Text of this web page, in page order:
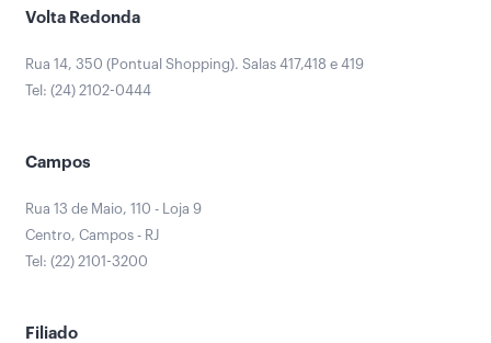
Volta Redonda
Rua 14, 350 (Pontual Shopping). Salas 417,418 e 419
Tel: (24) 2102-0444
Campos
Rua 13 de Maio, 110 - Loja 9
Centro, Campos - RJ
Tel: (22) 2101-3200
Filiado